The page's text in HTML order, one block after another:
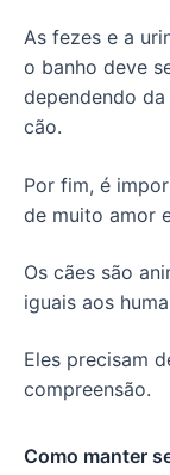
As fezes e a
o banho deve
dependendo
cão.
Por fim, é
de muito amor
Os cães são
iguais aos
Eles precisam
compreensão.
Como manter